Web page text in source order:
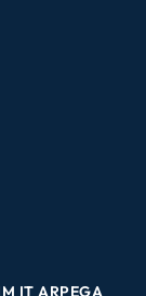
IT ARPEGA